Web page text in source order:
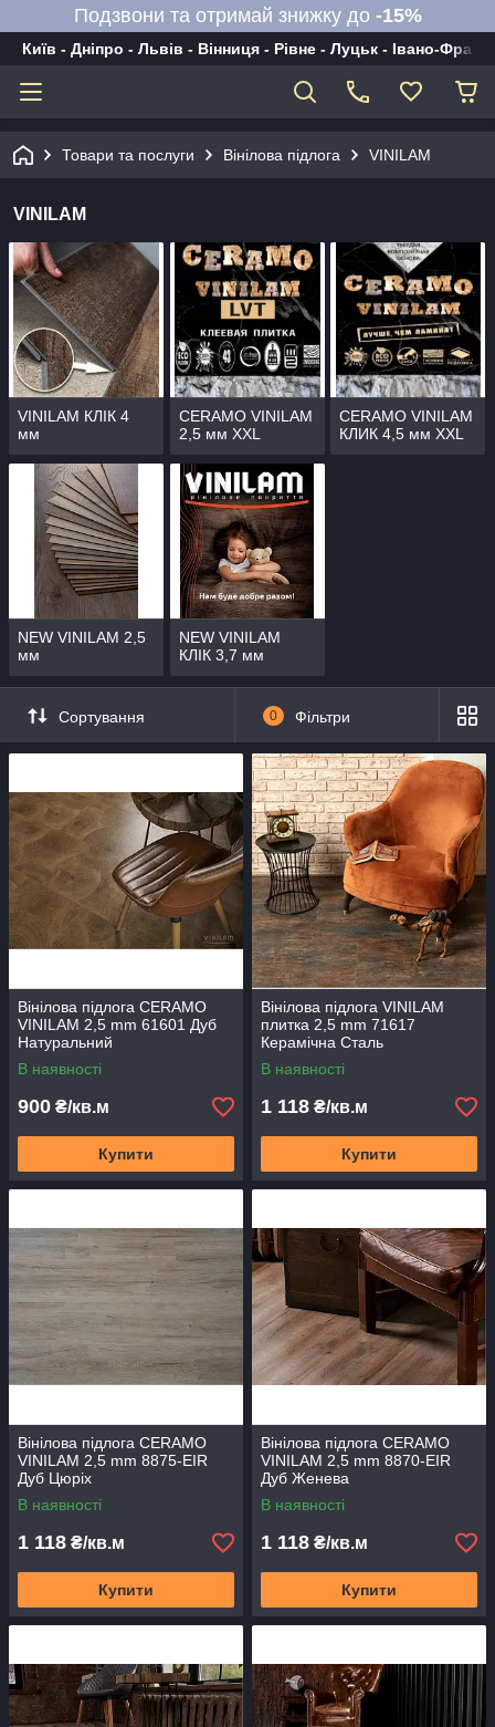
Подзвони та отримай знижку до -15%
Київ - Дніпро - Львів - Вінниця - Рівне - Луцьк - Івано-
Товари та послуги Вінілова підлога VINILAM
VINILAM
VINILAM КЛІК 4
мм
CERAMO VINILAM
2,5 мм XXL
CERAMO VINILAM
КЛИК 4,5 мм XXL
NEW VINILAM 2,5
мм
NEW VINILAM
КЛІК 3,7 мм
Сортування 0 Фільтри
Вінілова підлога CERAMO
VINILAM 2,5 mm 61601 Дуб
Натуральний
В наявності
900 ₴/кв.м
Купити
Вінілова підлога VINILAM
плитка 2,5 mm 71617
Керамічна Сталь
В наявності
1 118 ₴/кв.м
Купити
Вінілова підлога CERAMO
VINILAM 2,5 mm 8875-EIR
Дуб Цюріх
В наявності
1 118 ₴/кв.м
Купити
Вінілова підлога CERAMO
VINILAM 2,5 mm 8870-EIR
Дуб Женева
В наявності
1 118 ₴/кв.м
Купити